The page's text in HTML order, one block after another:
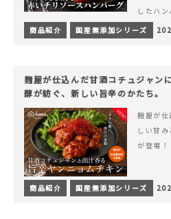
したハ
コク深
&hellip;
商品紹介 国産無添加シリーズ
麹屋が仕込んだ甘酒コチュジャン
酵が紡ぐ、新しい旨辛のかたち。
麹屋が仕
しい甘
が登場！
商品紹介 国産無添加シリーズ